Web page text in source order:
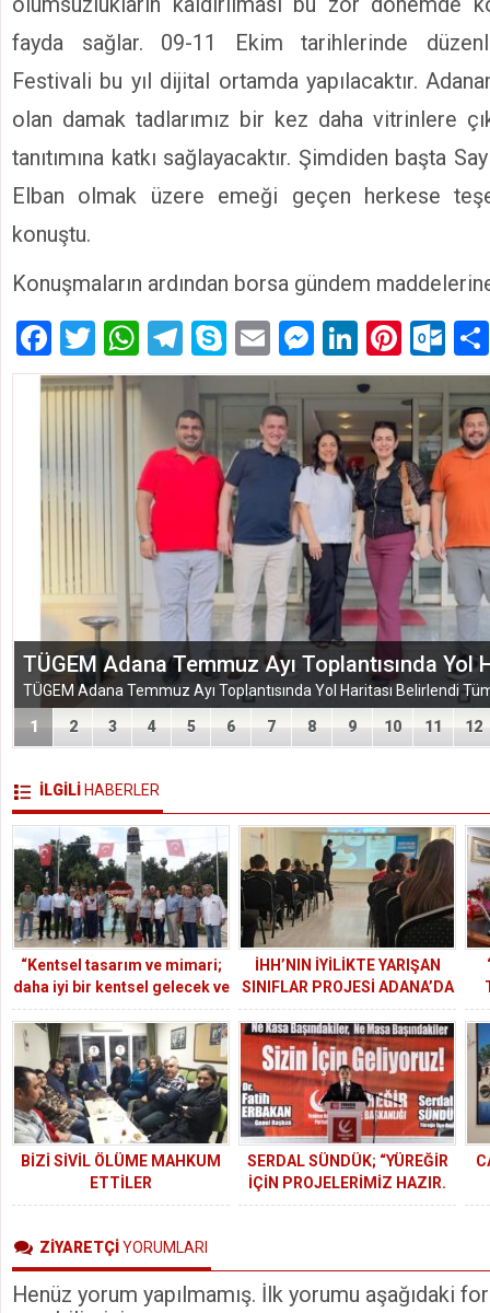
fayda sağlar. 09-11 Ekim tarihlerinde
Festivali bu yıl dijital ortamda yapılacaktır.
olan damak tadlarımız bir kez daha vitrinlere
tanıtımına katkı sağlayacaktır. Şimdiden başta
Elban olmak üzere emeği geçen herkese
konuştu.
Konuşmaların ardından borsa gündem
Facebook
TwitterWhatsApp
Telegram
SkypeEmailMessenger
LinkedIn
EĞİTİM-BİR-SEN ADANA ŞUBESİ’NDEN
VEFA VE DAYANIŞMA ÇIKARMASI
1 2 3 4 5 6 7 8 9 10 11 12
İLGİLİ HABERLER
“Kentsel tasarım ve mimari;
daha iyi bir kentsel gelecek ve
daha iyi bir yaşam kalitesinin
anahtarıdır”
İHH’NIN İYİLİKTE YARIŞAN
SINIFLAR PROJESİ ADANA’DA
BÜYÜK İLGİ GÖRÜYOR
BİZİ SİVİL ÖLÜME MAHKUM
ETTİLER
SERDAL SÜNDÜK; “YÜREĞİR
İÇİN PROJELERİMİZ HAZIR.
KARARLIYIZ, GELİYORUZ”
ZİYARETÇİYORUMLARI
Henüz yorum yapılmamış. İlk yorumu aşağıdaki